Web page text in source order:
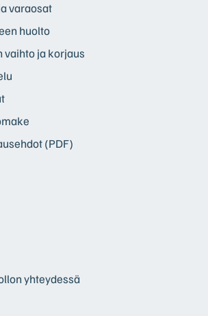
varaosat
huolto
vaihto ja korjaus
(PDF)
yhteydessä